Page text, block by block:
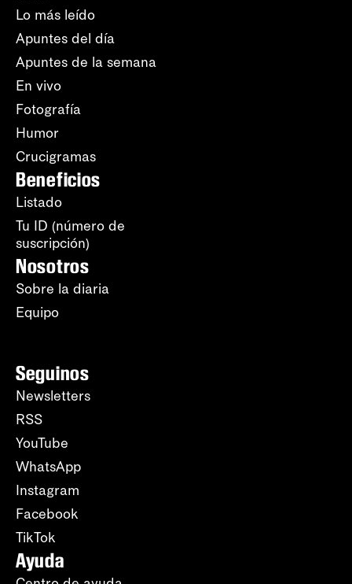
Lo más leído
Apuntes del día
Apuntes de la semana
En vivo
Fotografía
Humor
Crucigramas
Beneficios
Listado
Tu ID (número de
suscripción)
Nosotros
Sobre la diaria
Equipo
Seguinos
Newsletters
RSS
YouTube
WhatsApp
Instagram
Facebook
TikTok
Ayuda